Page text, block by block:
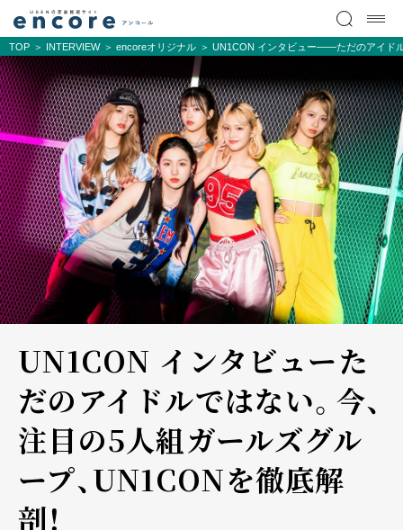
TOP INTERVIEW encoreオリジナル UN1CON インタビュー――ただのアイド
UN1CON インタビュー――た
だのアイドルではない。今、
注目の5人組ガールズグル
ープ、UN1CONを徹底解
剖！